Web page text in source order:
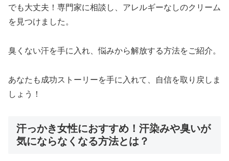
でも大丈夫！専門家に相談し、アレルギーなしのクリーム
を見つけました。
臭くない汗を手に入れ、悩みから解放する方法をご紹介。
あなたも成功ストーリーを手に入れて、自信を取り戻しま
しょう！
汗っかき女性におすすめ！汗染みや臭いが
気にならなくなる方法とは？